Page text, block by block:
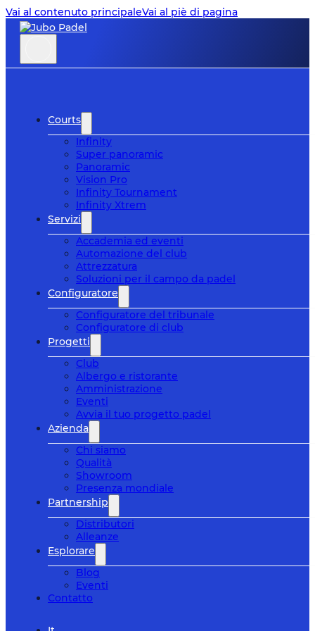
Vai al contenuto principaleVai al piè di pagina
Courts
Infinity
Super panoramic
Panoramic
Vision Pro
Infinity Tournament
Infinity Xtrem
Servizi
Accademia ed eventi
Automazione del club
Attrezzatura
Soluzioni per il campo da padel
Configuratore
Configuratore del tribunale
Configuratore di club
Progetti
Club
Albergo e ristorante
Amministrazione
Eventi
Avvia il tuo progetto padel
Azienda
Chi siamo
Qualità
Showroom
Presenza mondiale
Partnership
Distributori
Alleanze
Esplorare
Blog
Eventi
Contatto